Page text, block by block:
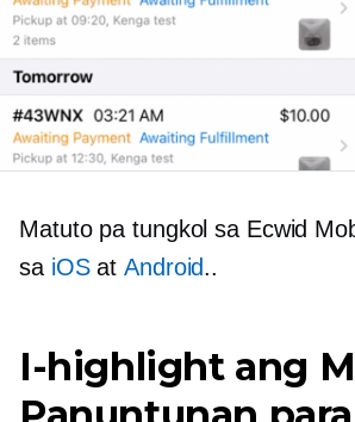
Matuto pa tungkol sa Ecwid
sa iOSatAndroid..
I-highlight ang